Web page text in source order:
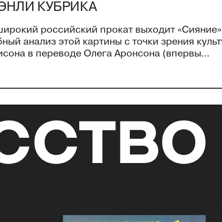
КУБРИКА
российский прокат выходит
анализ этой картины с точки зрения
в переводе Олега Аронсона (впервы...